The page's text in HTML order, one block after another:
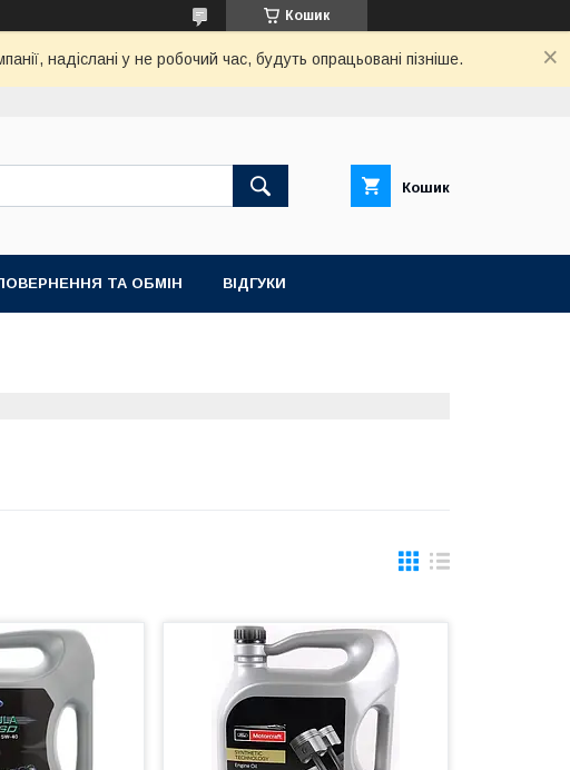
Кошик
надіслані у не робочий час, будуть опрацьовані пізніше.
Кошик
ТА ОБМІН ВІДГУКИ